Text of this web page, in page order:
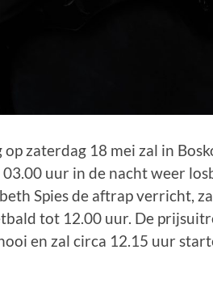
zaterdag 18 mei zal in
uur in de nacht weer
Spies de aftrap verricht,
tot 12.00 uur. De
en zal circa 12.15 uur